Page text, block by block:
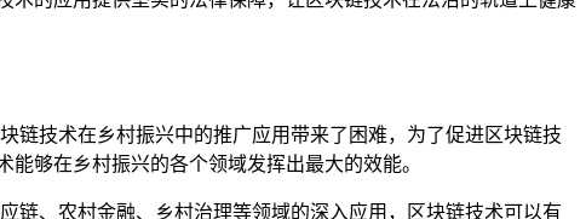
链技术在乡村振兴中的推广应用带来了困难，为了促进区块链技
够在乡村振兴的各个领域发挥出最大的效能。
链、农村金融、乡村治理等领域的深入应用，区块链技术可以有